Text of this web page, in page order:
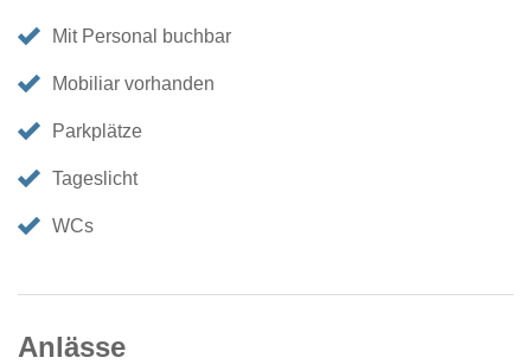
Mit Personal buchbar
Mobiliar vorhanden
Parkplätze
Tageslicht
WCs
Anlässe